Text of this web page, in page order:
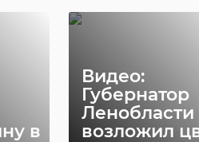
в
Видео:
Губернатор
Ленобласти
возложил